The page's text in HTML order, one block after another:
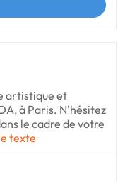
artistique et
à Paris. N'hésitez
le cadre de votre
texte